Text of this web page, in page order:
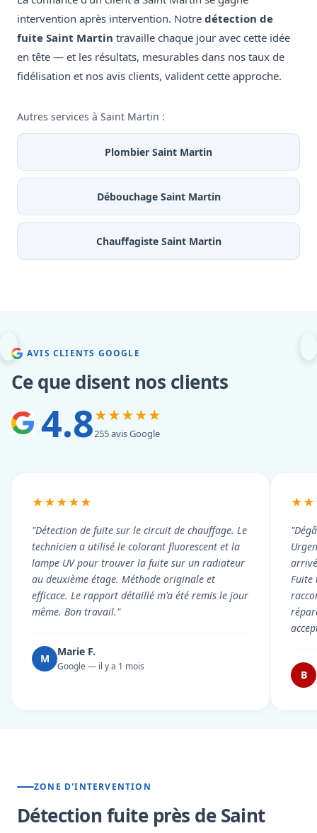
intervention après intervention. Notre détection de
fuite Saint Martin travaille chaque jour avec cette idée
en tête — et les résultats, mesurables dans nos taux de
fidélisation et nos avis clients, valident cette approche.
Autres services à Saint Martin :
Plombier Saint Martin
Débouchage Saint Martin
Chauffagiste Saint Martin
AVIS CLIENTS GOOGLE
Ce que disent nos clients
4.8★★★★★
255 avis Google
★★★★★
"Détection de fuite sur le circuit de chauffage. Le
technicien a utilisé le colorant fluorescent et la
lampe UV pour trouver la fuite sur un radiateur
au deuxième étage. Méthode originale et
efficace. Le rapport détaillé m'a été remis le jour
même. Bon travail."
M
Marie F.
Google — il y a 1 mois
Fuite
B
ZONE D'INTERVENTION
Détection fuite près de Saint